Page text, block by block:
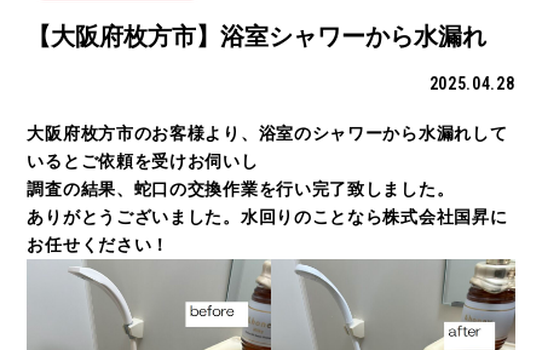
【大阪府枚方市】浴室シャワーから水漏れ
2025.04.28
大阪府枚方市のお客様より、浴室のシャワーから水漏れして
いるとご依頼を受けお伺いし
調査の結果、蛇口の交換作業を行い完了致しました。
ありがとうございました。水回りのことなら株式会社国昇に
お任せください！